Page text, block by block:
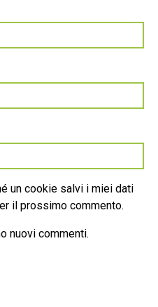
un cookie salvi i miei dati
il prossimo commento.
nuovi commenti.